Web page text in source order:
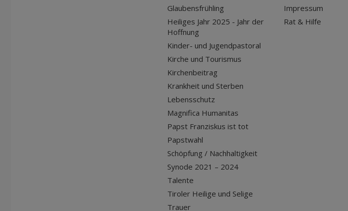
Glaubensfrühling
Heiliges Jahr 2025 - Jahr der
Hoffnung
Kinder- und Jugendpastoral
Kirche und Tourismus
Kirchenbeitrag
Krankheit und Sterben
Lebensschutz
Magnifica Humanitas
Papst Franziskus ist tot
Papstwahl
Schöpfung / Nachhaltigkeit
Synode 2021 – 2024
Talente
Tiroler Heilige und Selige
Trauer
Impressum
Rat & Hilfe